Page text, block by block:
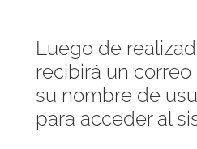
Luego de
recibirá un
su nombre de
para acceder al